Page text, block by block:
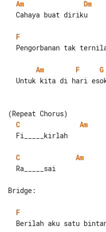
Am
Dm
F
Am F G
C
Am
C
Am
Bridge:
F